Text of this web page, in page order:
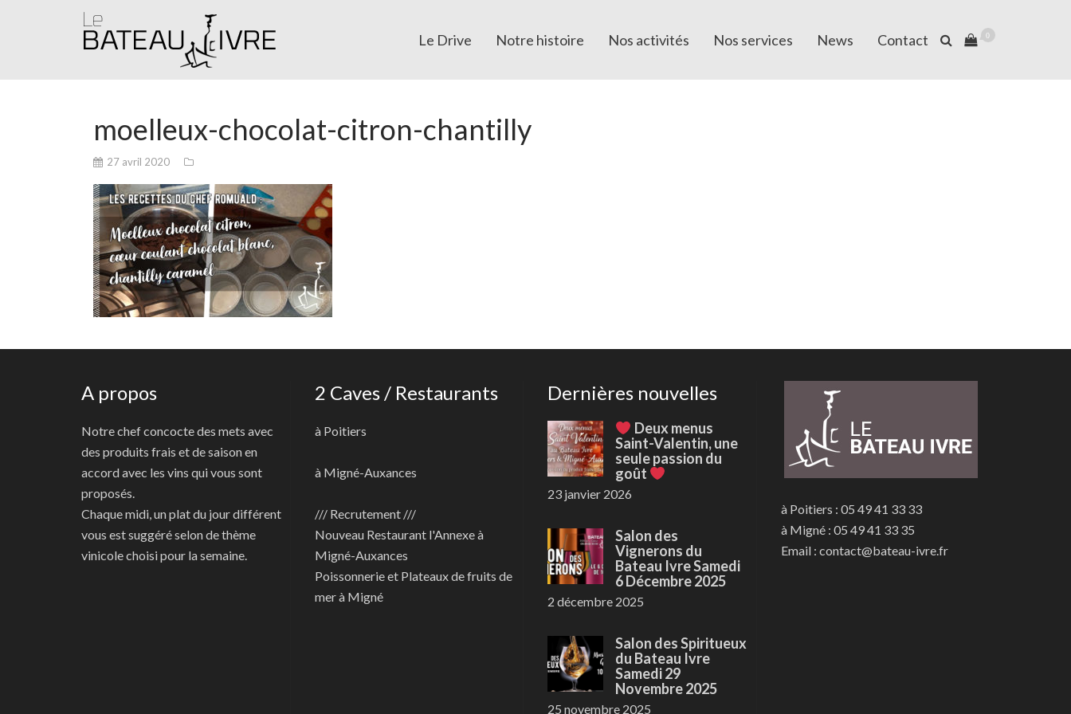
Le Drive Notre histoire Nos activités Nos services News Contact 0
moelleux-chocolat-citron-chantilly
27 avril 2020
A propos
Notre chef concocte des mets avec
des produits frais et de saison en
accord avec les vins qui vous sont
proposés.
Chaque midi, un plat du jour différent
vous est suggéré selon de thème
vinicole choisi pour la semaine.
2 Caves / Restaurants
à Poitiers
à Migné-Auxances
/// Recrutement ///
Nouveau Restaurant l'Annexe à
Migné-Auxances
Poissonnerie et Plateaux de fruits de
mer à Migné
Dernières nouvelles
Deux menus
Saint-Valentin, une
seule passion du
goût
23 janvier 2026
Salon des
Vignerons du
Bateau Ivre Samedi
6 Décembre 2025
2 décembre 2025
Salon des Spiritueux
du Bateau Ivre
Samedi 29
Novembre 2025
25 novembre 2025
à Poitiers : 05 49 41 33 33
à Migné : 05 49 41 33 35
Email : contact@bateau-ivre.fr